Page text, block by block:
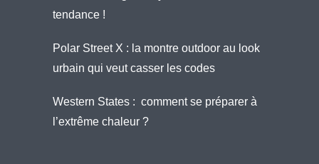
tendance !
Polar Street X : la montre outdoor au look
urbain qui veut casser les codes
Western States : comment se préparer à
l’extrême chaleur ?